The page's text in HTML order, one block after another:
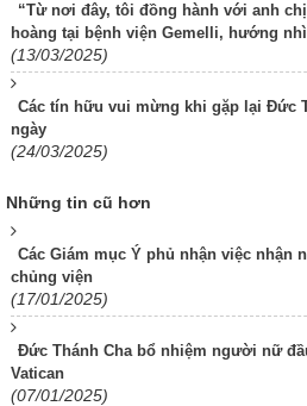
“Từ nơi đây, tôi đồng hành với anh
hoàng tại bệnh viện Gemelli, hướng
(13/03/2025)
Các tín hữu vui mừng khi gặp lại Đức
ngày
(24/03/2025)
Những tin cũ hơn
Các Giám mục Ý phủ nhận việc nhận
chủng viện
(17/01/2025)
Đức Thánh Cha bổ nhiệm người nữ
Vatican
(07/01/2025)